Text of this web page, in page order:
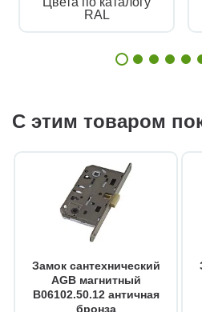
RAL
С этим товаром
Замок сантехнический
AGB магнитный
B06102.50.12 античная
бронза